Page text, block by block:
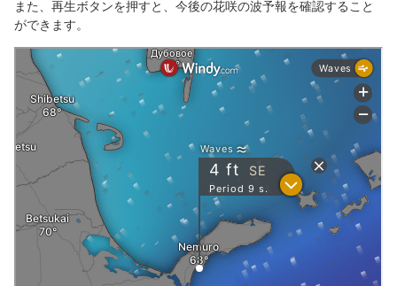
また、再生ボタンを押すと、今後の花咲の波予報を確認すること
ができます。